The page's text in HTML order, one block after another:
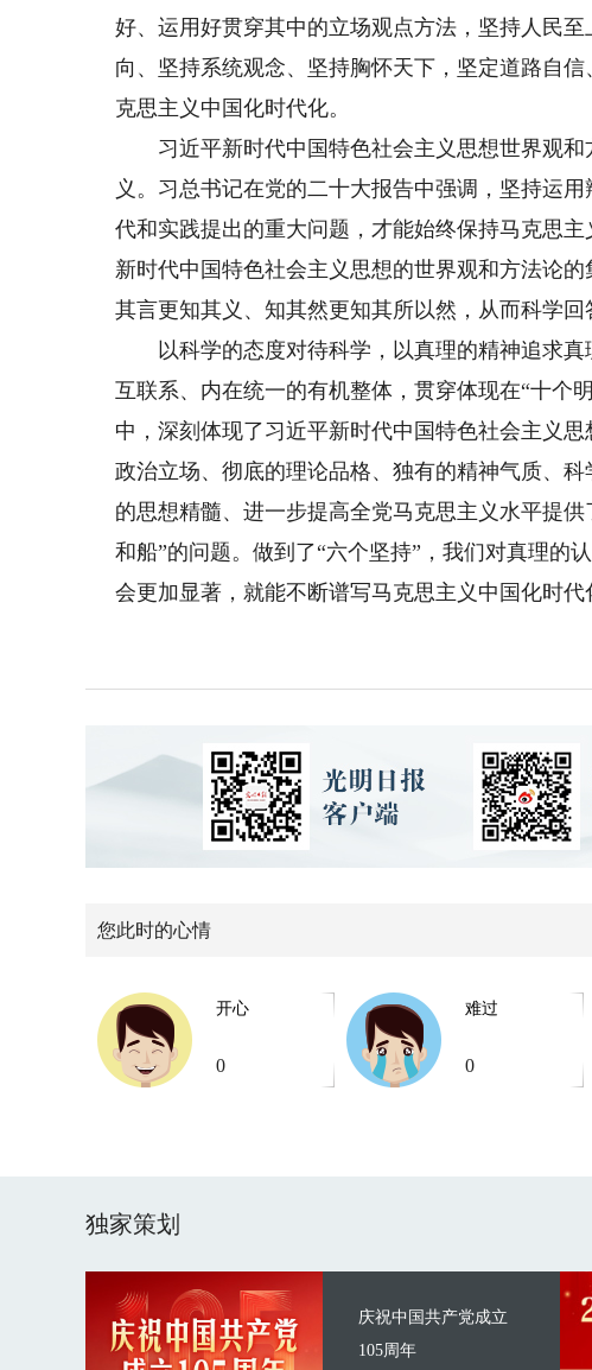
好、运用好贯穿其中的立场观点方法，坚持人民
向、坚持系统观念、坚持胸怀天下，坚定道路自
克思主义中国化时代化。
习近平新时代中国特色社会主义思想世界观和
义。习总书记在党的二十大报告中强调，坚持运
代和实践提出的重大问题，才能始终保持马克思
新时代中国特色社会主义思想的世界观和方法论
其言更知其义、知其然更知其所以然，从而科学
以科学的态度对待科学，以真理的精神追求真
互联系、内在统一的有机整体，贯穿体现在“十个
中，深刻体现了习近平新时代中国特色社会主义
政治立场、彻底的理论品格、独有的精神气质、
的思想精髓、进一步提高全党马克思主义水平提
和船”的问题。做到了“六个坚持”，我们对真理的
会更加显著，就能不断谱写马克思主义中国化时代
您此时的心情
开心
0
难过
0
独家策划
庆祝中国共产党成立
105周年